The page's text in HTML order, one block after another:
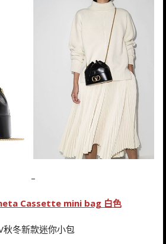
–
Cassette mini bag 白色
秋冬新款迷你小包